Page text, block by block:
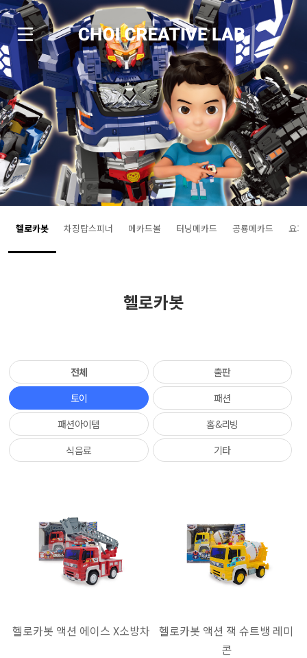
헬로카봇 차징탑스피너 메카드볼 터닝메카드 공룡메카드 요
헬로카봇
전체
출판
토이
패션
패션아이템
홈&리빙
식음료
기타
헬로카봇 액션 에이스 X소방차 헬로카봇 액션 잭 슈트뱅 레미
콘